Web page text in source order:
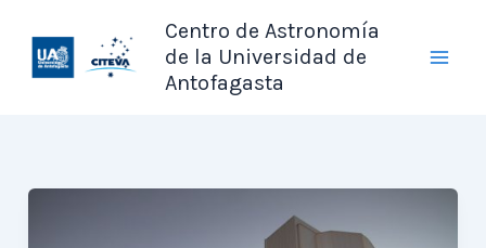
contenido
Centro de Astronomía
de la Universidad de
Antofagasta